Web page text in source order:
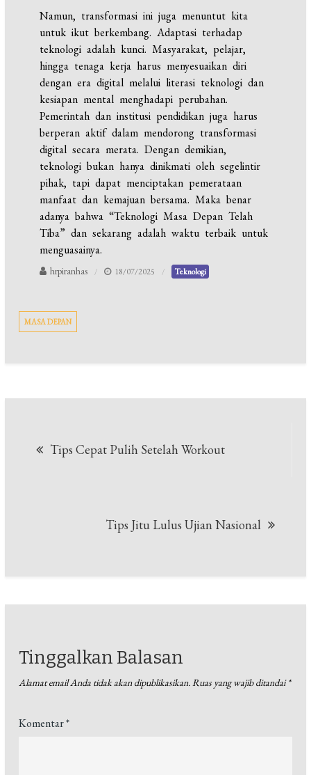
Namun, transformasi ini juga menuntut kita
untuk ikut berkembang. Adaptasi terhadap
teknologi adalah kunci. Masyarakat, pelajar,
hingga tenaga kerja harus menyesuaikan diri
dengan era digital melalui literasi teknologi dan
kesiapan mental menghadapi perubahan.
Pemerintah dan institusi pendidikan juga harus
berperan aktif dalam mendorong transformasi
digital secara merata. Dengan demikian,
teknologi bukan hanya dinikmati oleh segelintir
pihak, tapi dapat menciptakan pemerataan
manfaat dan kemajuan bersama. Maka benar
adanya bahwa “Teknologi Masa Depan Telah
Tiba” dan sekarang adalah waktu terbaik untuk
menguasainya.
hrpiranhas 18/07/2025 Teknologi
MASA DEPAN
pos
Tips Cepat Pulih Setelah Workout
Tips Jitu Lulus Ujian Nasional
Tinggalkan Balasan
Alamat email Anda tidak akan dipublikasikan.Ruas yang wajib ditandai*
Komentar*